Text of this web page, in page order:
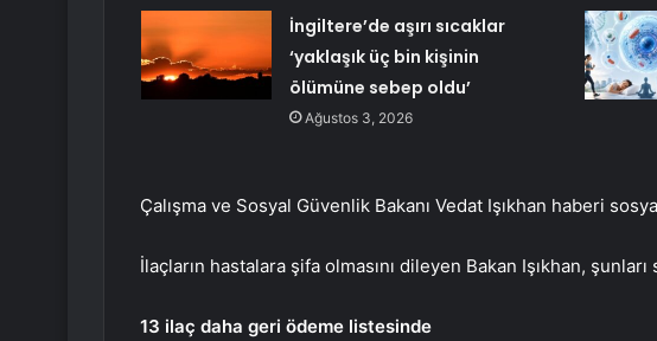
İngiltere’de aşırı sıcaklar
‘yaklaşık üç bin kişinin
ölümüne sebep oldu’
Ağustos 3, 2026
Çalışma ve Sosyal Güvenlik Bakanı Vedat Işıkhan haberi
İlaçların hastalara şifa olmasını dileyen Bakan Işıkhan, şunları
13 ilaç daha geri ödeme listesinde